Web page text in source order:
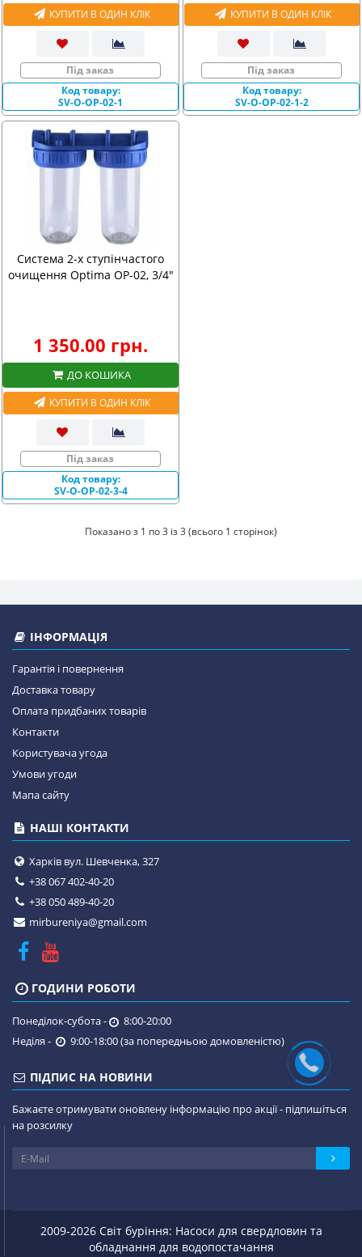
КУПИТИ В ОДИН КЛІК
Під заказ
Код товару:
SV-O-OP-02-1
КУПИТИ В ОДИН КЛІК
Під заказ
Код товару:
SV-O-OP-02-1-2
Система 2-х ступінчастого
очищення Optima OP-02, 3/4"
1 350.00 грн.
ДО КОШИКА
КУПИТИ В ОДИН КЛІК
Під заказ
Код товару:
SV-O-OP-02-3-4
Показано з 1 по 3 із 3 (всього 1 сторінок)
ІНФОРМАЦІЯ
Гарантія і повернення
Доставка товару
Оплата придбаних товарів
Контакти
Користувача угода
Умови угоди
Мапа сайту
НАШІ КОНТАКТИ
Харків вул. Шевченка, 327
+38 067 402-40-20
+38 050 489-40-20
mirbureniya@gmail.com
ГОДИНИ РОБОТИ
Понеділок-субота -
8:00-20:00
Неділя -
9:00-18:00 (за попередньою домовленістю)
ПІДПИС НА НОВИНИ
Бажаєте отримувати оновлену інформацію про акції - підпишіться
на розсилку
2009-2026 Світ буріння: Насоси для свердловин та
обладнання для водопостачання